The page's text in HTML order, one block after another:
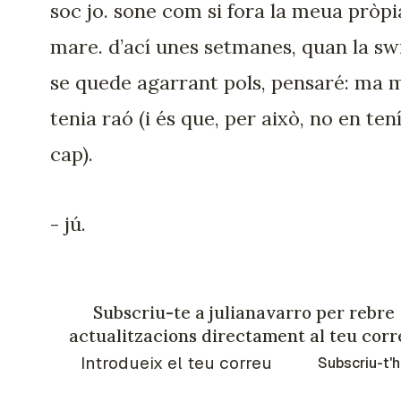
soc jo. sone com si fora la meua
mare. d’ací unes setmanes, quan la
se quede agarrant pols, pensaré: ma
tenia raó (i és que, per això, no en
cap).
- jú.
Subscriu-te a julianavarro per rebre
actualitzacions directament al teu
Subscriu-